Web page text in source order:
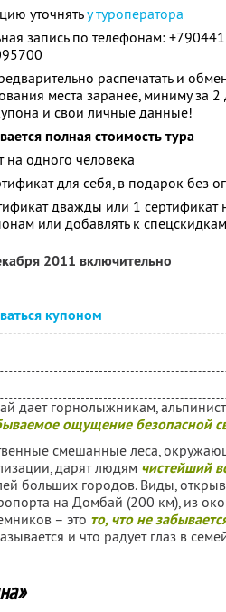
уточнятьу туроператора
запись по телефонам:
распечатать и
места заранее, миниму за
и свои личные данные!
полная стоимость тура
на одного человека
для себя, в подарок без
дважды или 1 сертификат
или добавлять к
2011 включительно
купоном
дает горнолыжникам,
ощущение безопасной
смешанные леса,
дарят людям чистейший
больших городов. Виды,
на Домбай (200 км), из
– это то, что не
и что радует глаз в